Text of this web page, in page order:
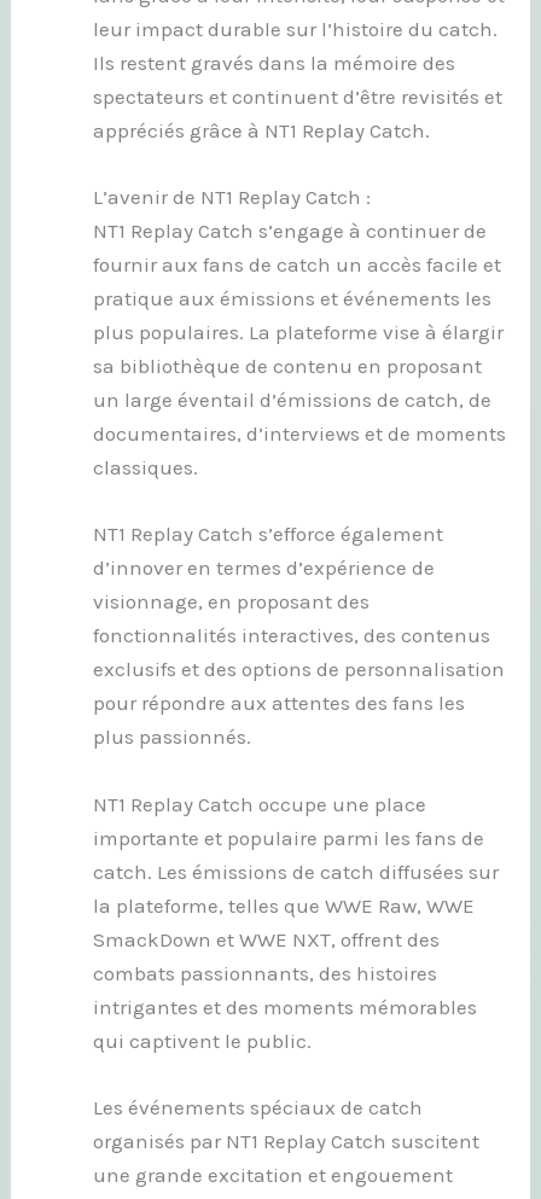
leur impact durable sur l’histoire du catch.
Ils restent gravés dans la mémoire des
spectateurs et continuent d’être revisités et
appréciés grâce à NT1 Replay Catch.
L’avenir de NT1 Replay Catch :
NT1 Replay Catch s’engage à continuer de
fournir aux fans de catch un accès facile et
pratique aux émissions et événements les
plus populaires. La plateforme vise à élargir
sa bibliothèque de contenu en proposant
un large éventail d’émissions de catch, de
documentaires, d’interviews et de moments
classiques.
NT1 Replay Catch s’efforce également
d’innover en termes d’expérience de
visionnage, en proposant des
fonctionnalités interactives, des contenus
exclusifs et des options de personnalisation
pour répondre aux attentes des fans les
plus passionnés.
NT1 Replay Catch occupe une place
importante et populaire parmi les fans de
catch. Les émissions de catch diffusées sur
la plateforme, telles que WWE Raw, WWE
SmackDown et WWE NXT, offrent des
combats passionnants, des histoires
intrigantes et des moments mémorables
qui captivent le public.
Les événements spéciaux de catch
organisés par NT1 Replay Catch suscitent
une grande excitation et engouement